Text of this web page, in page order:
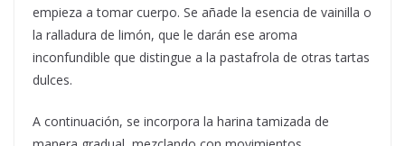
empieza a tomar cuerpo. Se añade la esencia de vainilla o
la ralladura de limón, que le darán ese aroma
inconfundible que distingue a la pastafrola de otras tartas
dulces.
A continuación, se incorpora la harina tamizada de